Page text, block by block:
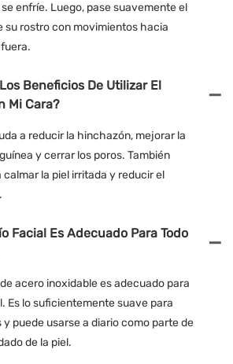
enfríe. Luego, pase suavemente el
su rostro con movimientos hacia
Beneficios De Utilizar El
Mi Cara?
a reducir la hinchazón, mejorar la
y cerrar los poros. También
calmar la piel irritada y reducir el
Facial Es Adecuado Para Todo
acero inoxidable es adecuado para
Es lo suficientemente suave para
y puede usarse a diario como parte de
de la piel.